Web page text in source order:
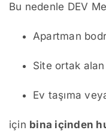
Bu nedenle DEV
Apartman
Site ortak alan
Ev taşıma
için bina içinden